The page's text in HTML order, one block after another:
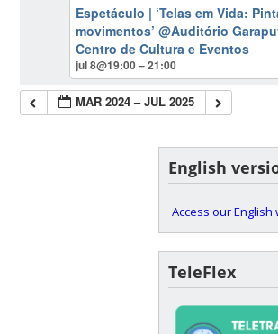
Espetáculo | ‘Telas em Vida:
movimentos’@Auditório
Centro de Cultura e Eventos
jul 8@19:00 – 21:00
MAR 2024 – JUL 2025
English
Access our
TeleFlex